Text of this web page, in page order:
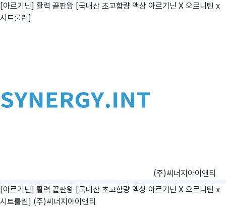
[아르기닌] 활력 끝판왕 [국내산 초고함량 액상 아르기닌 X 오르니틴 x
시트룰린]
(주)씨너지아이앤티
[아르기닌] 활력 끝판왕 [국내산 초고함량 액상 아르기닌 X 오르니틴 x
시트룰린] (주)씨너지아이앤티